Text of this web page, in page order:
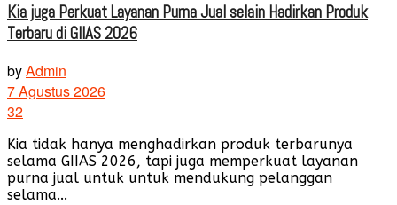
Kia juga Perkuat Layanan Purna Jual selain Hadirkan Produk
Terbaru di GIIAS 2026
byAdmin
7 Agustus 2026
32
Kia tidak hanya menghadirkan produk terbarunya
selama GIIAS 2026, tapi juga memperkuat layanan
purna jual untuk untuk mendukung pelanggan
selama...